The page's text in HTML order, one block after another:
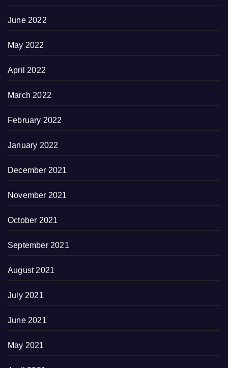
June 2022
May 2022
April 2022
March 2022
February 2022
January 2022
December 2021
November 2021
October 2021
September 2021
August 2021
July 2021
June 2021
May 2021